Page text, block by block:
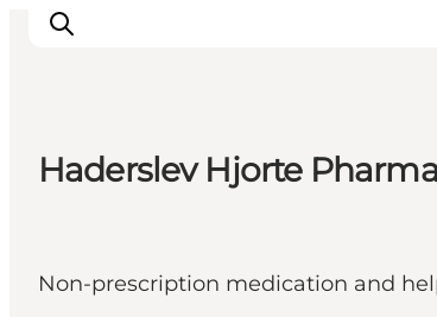
Cosa fare
Dove dormire
Haderslev Hjorte
Non-prescription medication and